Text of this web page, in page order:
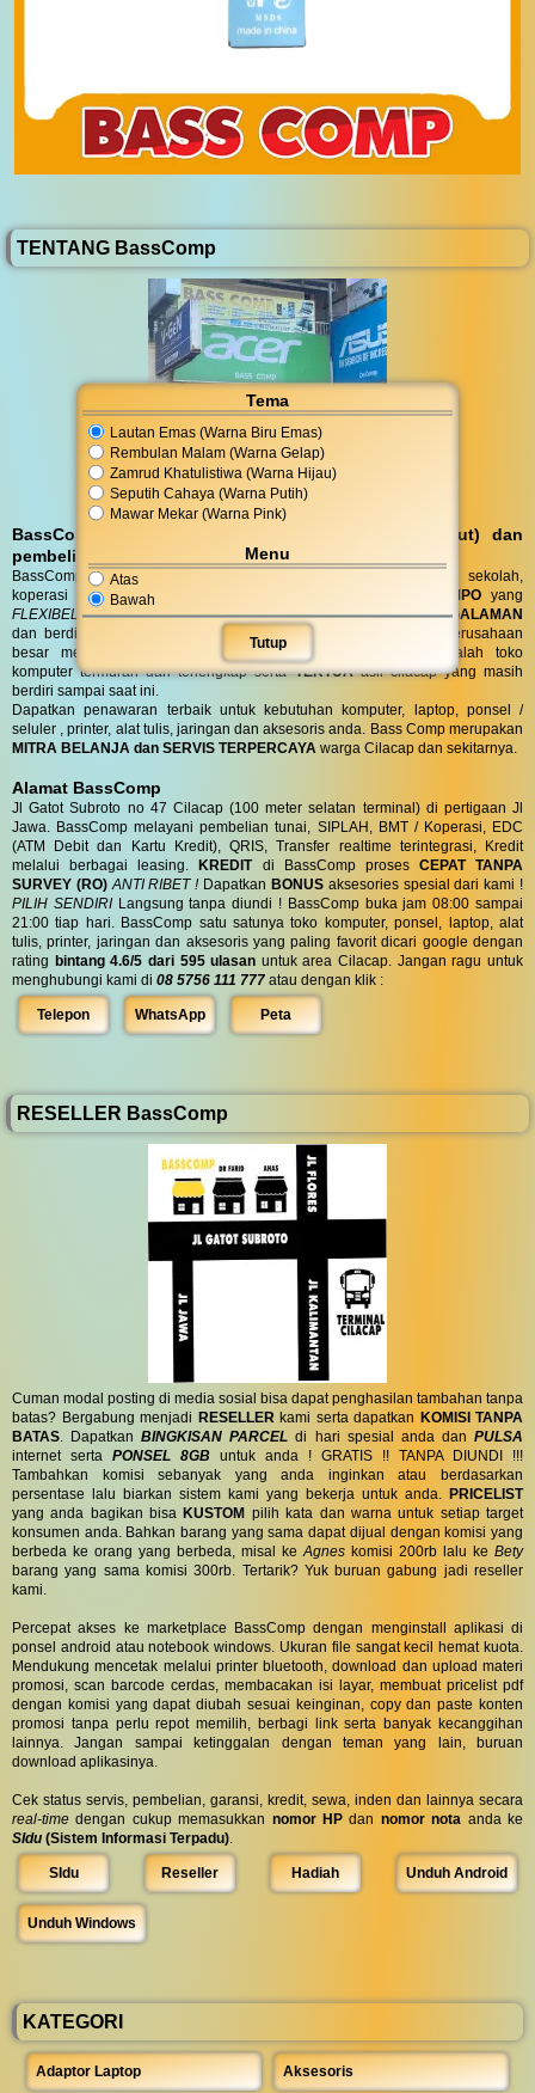
Tema
Lautan Emas (Warna Biru Emas)
Rembulan Malam (Warna Gelap)
Zamrud Khatulistiwa (Warna Hijau)
Seputih Cahaya (Warna Putih)
Mawar Mekar (Warna Pink)
Menu
Atas
Bawah
Tutup
TENTANG BassComp
BassComp melayani servis kunjungan (antar jemput) dan
pembelian DO (Delivery Order)
BassComp juga melayani servis dan penjualan untuk instansi, sekolah,
koperasi dan perusahaan dengan
TENOR PEMBAYARAN TEMPO yang
FLEXIBEL sesuai kebutuhan anda. Toko BassComp telahBERPENGALAMAN
dan berdiri selama puluhan tahun, telah banyak instansi dan perusahaan
besar mempercayai kehandalan teknisi kami. BassComp adalah toko
komputer termurah dan terlengkap sertaTERTUAasli cilacap yang masih
berdiri sampai saat ini.
Dapatkan penawaran terbaik untuk kebutuhan komputer, laptop, ponsel /
seluler , printer, alat tulis, jaringan dan aksesoris anda. Bass Comp merupakan
MITRA BELANJA dan SERVIS TERPERCAYA warga Cilacap dan sekitarnya.
Alamat BassComp
Jl Gatot Subroto no 47 Cilacap (100 meter selatan terminal) di pertigaan Jl
Jawa. BassComp melayani pembelian tunai, SIPLAH, BMT / Koperasi, EDC
(ATM Debit dan Kartu Kredit), QRIS, Transfer realtime terintegrasi, Kredit
melalui berbagai leasing.
KREDITdi BassComp proses CEPAT TANPA
SURVEY (RO) ANTI RIBET !Dapatkan BONUSaksesories spesial dari kami !
PILIH SENDIRILangsung tanpa diundi ! BassComp buka jam 08:00 sampai
21:00 tiap hari. BassComp satu satunya toko komputer, ponsel, laptop, alat
tulis, printer, jaringan dan aksesoris yang paling favorit dicari google dengan
rating bintang 4.6/5 dari 595 ulasan untuk area Cilacap. Jangan ragu untuk
menghubungi kami di 08 5756 111 777 atau dengan klik :
Telepon WhatsApp Peta
RESELLER BassComp
Cuman modal posting di media sosial bisa dapat penghasilan tambahan tanpa
batas? Bergabung menjadi RESELLERkami serta dapatkan KOMISI TANPA
BATAS. DapatkanBINGKISAN PARCEL di hari spesial anda danPULSA
internet serta PONSEL 8GB untuk anda ! GRATIS !! TANPA DIUNDI !!!
Tambahkan komisi sebanyak yang anda inginkan atau berdasarkan
persentase lalu biarkan sistem kami yang bekerja untuk anda. PRICELIST
yang anda bagikan bisa KUSTOM pilih kata dan warna untuk setiap target
konsumen anda. Bahkan barang yang sama dapat dijual dengan komisi yang
berbeda ke orang yang berbeda, misal keAgnes komisi 200rb lalu ke Bety
barang yang sama komisi 300rb. Tertarik? Yuk buruan gabung jadi reseller
kami.
Percepat akses ke marketplace BassComp dengan menginstall aplikasi di
ponsel android atau notebook windows. Ukuran file sangat kecil hemat kuota.
Mendukung mencetak melalui printer bluetooth, download dan upload materi
promosi, scan barcode cerdas, membacakan isi layar, membuat pricelist pdf
dengan komisi yang dapat diubah sesuai keinginan, copy dan paste konten
promosi tanpa perlu repot memilih, berbagi link serta banyak kecanggihan
lainnya. Jangan sampai ketinggalan dengan teman yang lain, buruan
download aplikasinya.
Cek status servis, pembelian, garansi, kredit, sewa, inden dan lainnya secara
real-time dengan cukup memasukkan nomor HP dan nomor nota anda ke
SIdu (Sistem Informasi Terpadu).
SIdu Reseller Hadiah Unduh Android
Unduh Windows
KATEGORI
Adaptor Laptop Aksesoris